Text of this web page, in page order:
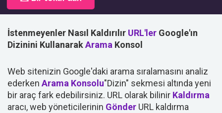
İstenmeyenler Nasıl Kaldırılır URL'ler Google'ın
Dizinini KullanarakArama Konsol
Web sitenizin Google'daki arama sıralamasını analiz
ederken Arama Konsolu"Dizin" sekmesi altında yeni
bir araç fark edebilirsiniz. URL olarak bilinir Kaldırma
aracı, web yöneticilerinin Gönder URL kaldırma